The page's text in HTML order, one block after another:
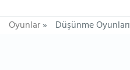
Oyunlar» Düşünme Oyunları